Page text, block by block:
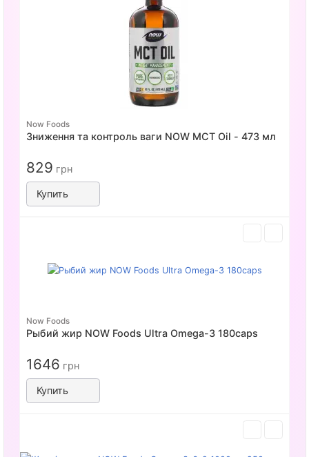
Now Foods
Зниження та контроль ваги NOW MCT Oil - 473 мл
829 грн
Купить
Now Foods
Рыбий жир NOW Foods Ultra Omega-3 180caps
1646 грн
Купить